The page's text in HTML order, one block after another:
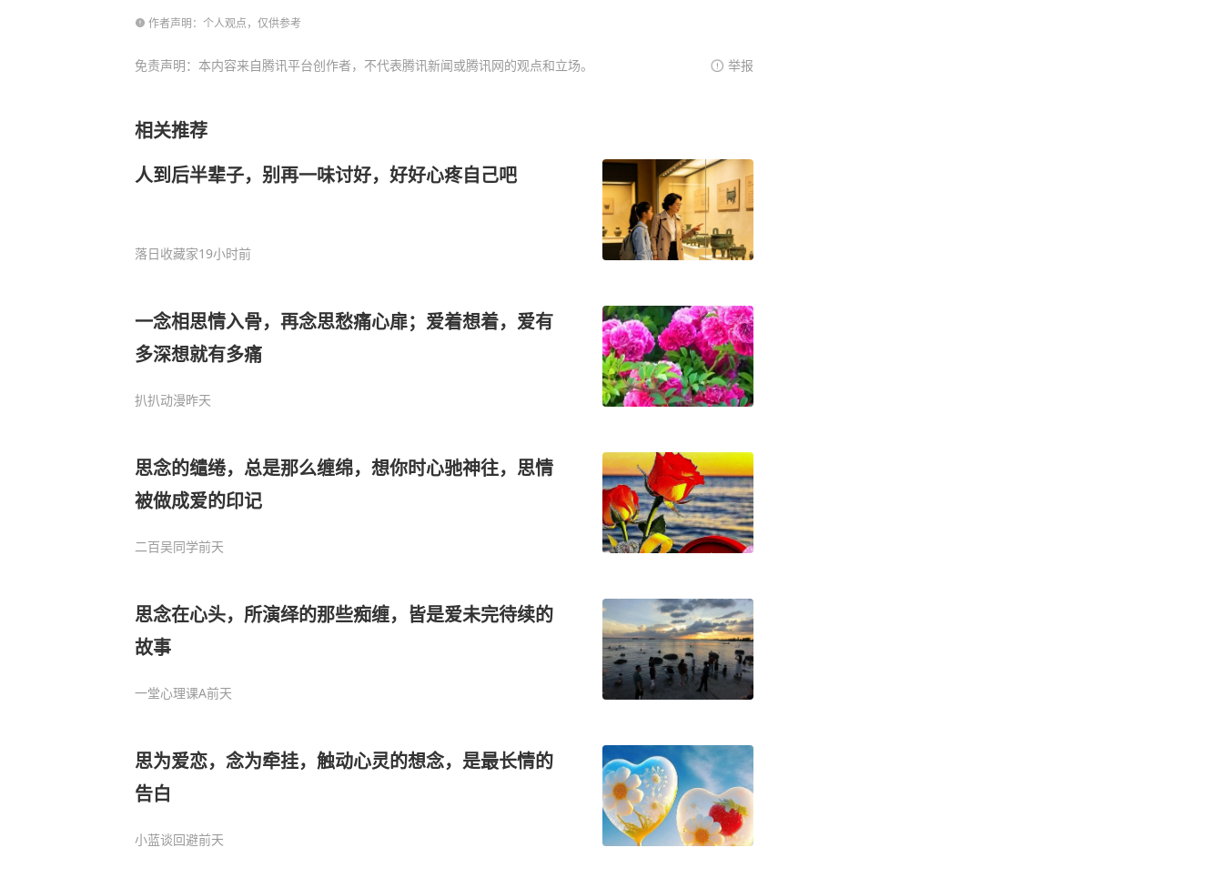
作者声明：个人观点，仅供参考
免责声明：本内容来自腾讯平台创作者，不代表腾讯新闻或腾讯网的观点和立场。 举报
相关推荐
人到后半辈子，别再一味讨好，好好心疼自己吧
落日收藏家19小时前
一念相思情入骨，再念思愁痛心扉；爱着想着，爱有
多深想就有多痛
扒扒动漫昨天
思念的缱绻，总是那么缠绵，想你时心驰神往，思情
被做成爱的印记
二百吴同学前天
思念在心头，所演绎的那些痴缠，皆是爱未完待续的
故事
一堂心理课A前天
思为爱恋，念为牵挂，触动心灵的想念，是最长情的
告白
小蓝谈回避前天